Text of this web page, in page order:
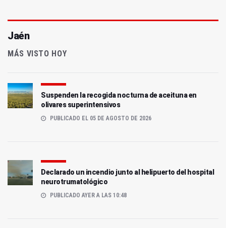
Jaén
MÁS VISTO HOY
Suspenden la recogida nocturna de aceituna en
olivares superintensivos
PUBLICADO EL 05 DE AGOSTO DE 2026
Declarado un incendio junto al helipuerto del hospital
neurotrumatológico
PUBLICADO AYER A LAS 10:48